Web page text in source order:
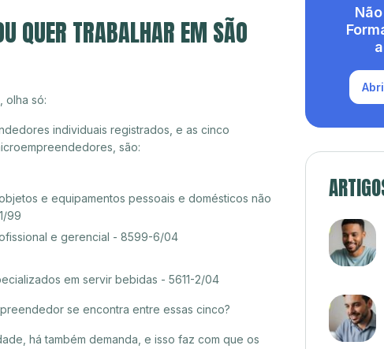
QUER TRABALHAR EM SÃO
olha só:
individuais registrados, e as cinco
são:
e equipamentos pessoais e domésticos não
99
e gerencial - 8599-6/04
em servir bebidas - 5611-2/04
se encontra entre essas cinco?
há também demanda, e isso faz com que os